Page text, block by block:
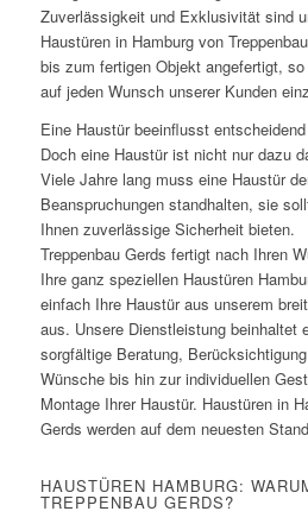
Zuverlässigkeit und Exklusivität sind
Haustüren in Hamburg von
bis zum fertigen Objekt angefertigt,
auf jeden Wunsch unserer Kunden
Eine Haustür beeinflusst
Doch eine Haustür ist nicht nur dazu
Viele Jahre lang muss eine Haustür
Beanspruchungen standhalten, sie
Ihnen zuverlässige Sicherheit bieten.
Treppenbau Gerds fertigt nach Ihren
Ihre ganz speziellen Haustüren
einfach Ihre Haustür aus unserem
aus. Unsere Dienstleistung beinhaltet
sorgfältige Beratung,
Wünsche bis hin zur individuellen
Montage Ihrer Haustür. Haustüren in
Gerds werden auf dem neuesten
HAUSTÜREN HAMBURG:
TREPPENBAU GERDS?